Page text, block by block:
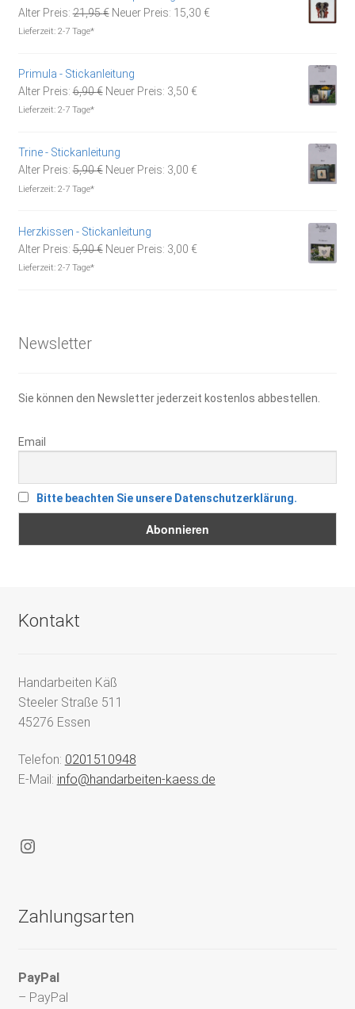
Alter Preis: 21,95€ Ursprünglicher
Neuer Preis: 15,30 €Aktueller
Lieferzeit: 2-7 Tage*
Primula - Stickanleitung
Alter Preis: 6,90€ Ursprünglicher
Neuer Preis: 3,50 €Aktueller
Lieferzeit: 2-7 Tage*
Trine - Stickanleitung
Alter Preis: 5,90€ Ursprünglicher
Neuer Preis: 3,00 €Aktueller
Lieferzeit: 2-7 Tage*
Herzkissen - Stickanleitung
Alter Preis: 5,90€ Ursprünglicher
Neuer Preis: 3,00 €Aktueller
Lieferzeit: 2-7 Tage*
Newsletter
Sie können den Newsletter jederzeit kostenlos abbestellen.
Email
Bitte beachten Sie unsere Datenschutzerklärung.
Kontakt
Handarbeiten Käß
Steeler Straße 511
45276 Essen
Telefon: 0201510948
E-Mail: info@handarbeiten-kaess.de
Instagram
Zahlungsarten
PayPal
– PayPal